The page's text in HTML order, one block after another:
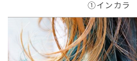
①インカラ